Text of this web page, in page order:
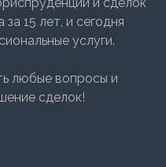
15 лет, и сегодня
услуги.
любые вопросы и
сделок!